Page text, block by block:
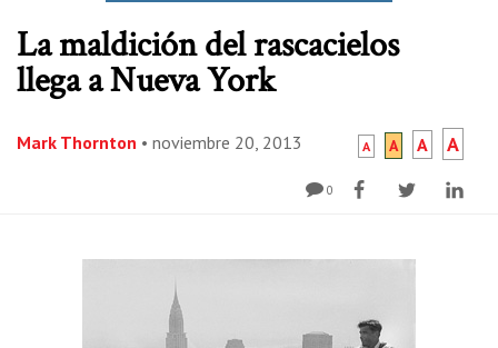
La maldición del rascacielos
llega a Nueva York
Mark Thornton • noviembre 20, 2013 A A A A
0